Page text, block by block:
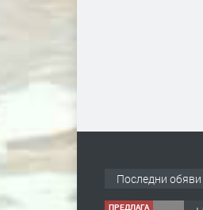
Последни обяви
ПРЕДЛАГА